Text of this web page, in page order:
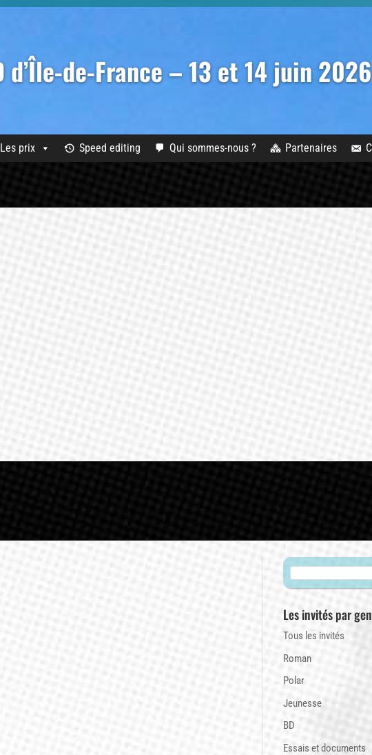
de-France – 13 et 14 juin
Les prix Speed editing Qui sommes-nous ? Partenaires
Les invités par
Tous les invités
Roman
Polar
Jeunesse
BD
Essais et documents